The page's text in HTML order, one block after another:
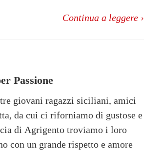
Continua a leggere ›
Passione
giovani ragazzi siciliani, amici
da cui ci riforniamo di gustose e
di Agrigento troviamo i loro
con un grande rispetto e amore